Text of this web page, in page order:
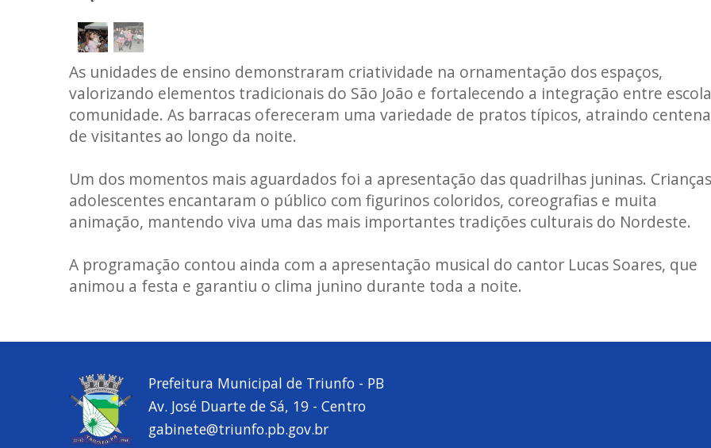
As unidades de ensino demonstraram criatividade na ornamentação dos espaços,
valorizando elementos tradicionais do São João e fortalecendo a integração entre
comunidade. As barracas ofereceram uma variedade de pratos típicos, atraindo
de visitantes ao longo da noite.
Um dos momentos mais aguardados foi a apresentação das quadrilhas juninas.
adolescentes encantaram o público com figurinos coloridos, coreografias e muita
animação, mantendo viva uma das mais importantes tradições culturais do Nordeste.
A programação contou ainda com a apresentação musical do cantor Lucas Soares, que
animou a festa e garantiu o clima junino durante toda a noite.
Prefeitura Municipal de Triunfo - PB
Av. José Duarte de Sá, 19 - Centro
gabinete@triunfo.pb.gov.br